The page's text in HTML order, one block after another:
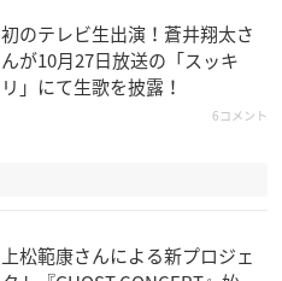
初のテレビ生出演！蒼井翔太さ
んが10月27日放送の「スッキ
リ」にて生歌を披露！
6コメント
上松範康さんによる新プロジェ